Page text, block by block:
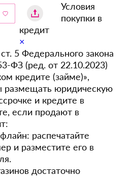
Условия
покупки в
кредит
×
5 Федерального закона
ФЗ (ред. от 22.10.2023)
кредите (займе)»,
размещать юридическую
и кредите в
если продают в
распечатайте
и разместите его в
достаточно